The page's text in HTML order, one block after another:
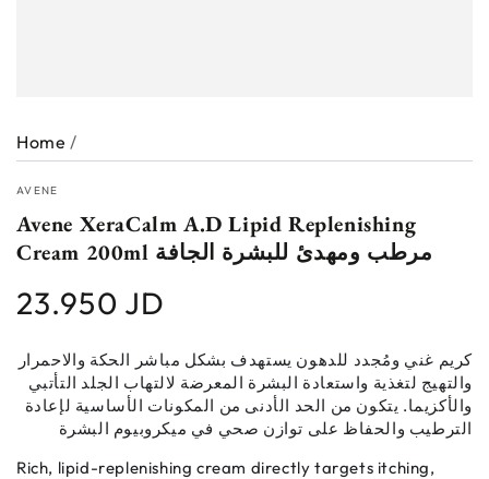
Home /
AVENE
Avene XeraCalm A.D Lipid Replenishing
Cream 200ml مرطب ومهدئ للبشرة الجافة
Regular
price
23.950 JD
كريم غني ومُجدد للدهون يستهدف بشكل مباشر الحكة والاحمرار
والتهيج لتغذية واستعادة البشرة المعرضة لالتهاب الجلد التأتبي
والأكزيما. يتكون من الحد الأدنى من المكونات الأساسية لإعادة
الترطيب والحفاظ على توازن صحي في ميكروبيوم البشرة
Rich, lipid-replenishing cream directly targets itching,